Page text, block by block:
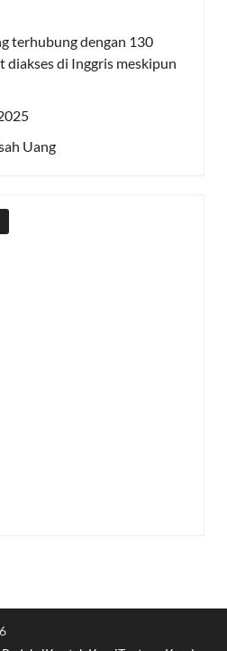
terhubung dengan 130
diakses di Inggris meskipun
Uang